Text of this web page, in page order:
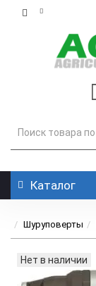
Каталог
Шуруповерты
Нет в наличии